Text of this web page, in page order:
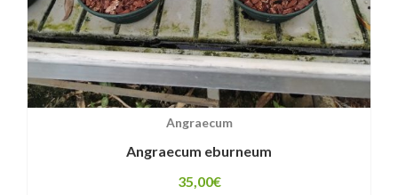
Angraecum
Angraecum eburneum
35,00€